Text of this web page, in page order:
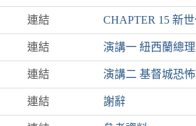
連結 CHAPTER 15 新
連結 演講一 紐西蘭總理
連結 演講二 基督城恐怖
連結 謝辭